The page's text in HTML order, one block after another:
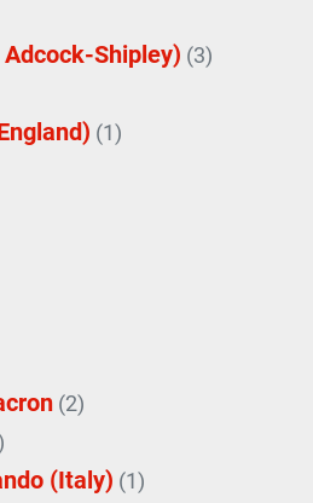
Shipley) (3)
(1)
(2)
(Italy) (1)